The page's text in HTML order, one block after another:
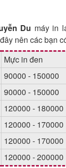
Du máy in
nên các bạn
Mực in đen
90000 - 150000
90000 - 150000
120000 - 180000
120000 - 170000
120000 - 170000
120000 - 200000